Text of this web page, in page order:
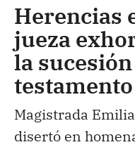
Herencias
jueza
la
testamento
Magistrada
disertó en